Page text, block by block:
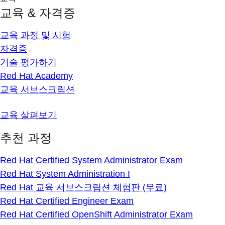
교육 & 자격증
교육 과정 및 시험
자격증
기술 평가하기
Red Hat Academy
교육 서브스크립션
교육 살펴보기
추천 과정
Red Hat Certified System Administrator Exam
Red Hat System Administration I
Red Hat 교육 서브스크립션 체험판 (무료)
Red Hat Certified Engineer Exam
Red Hat Certified OpenShift Administrator Exam